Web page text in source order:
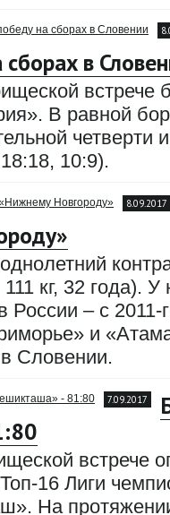
в
В равной
четверти
10:9).
8.09.2017
кг, 32 года).
– с 2011-
и
Словении.
7.09.2017
встрече
16 Лиги
На